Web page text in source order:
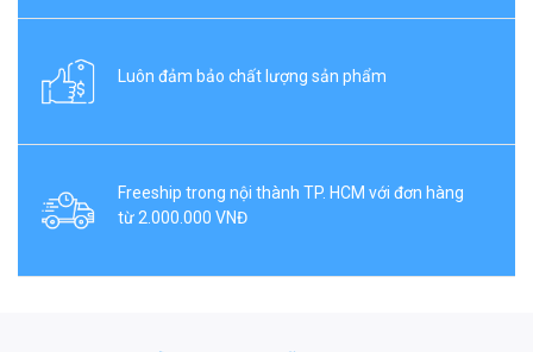
Luôn đảm bảo chất lượng sản phẩm
Freeship trong nội thành TP. HCM với đơn hàng
từ 2.000.000 VNĐ